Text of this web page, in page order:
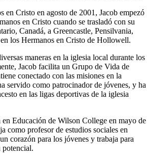
en Cristo en agosto de 2001, Jacob empezó
en Cristo cuando se trasladó con su
Canadá, a Greencastle, Pensilvania,
los Hermanos en Cristo de Hollowell.
maneras en la iglesia local durante los
Jacob facilita un Grupo de Vida de
conectado con las misiones en la
servido como patrocinador de jóvenes, y ha
en las ligas deportivas de la iglesia
Educación de Wilson College en mayo de
como profesor de estudios sociales en
corazón para los jóvenes y trabaja para
potencial.